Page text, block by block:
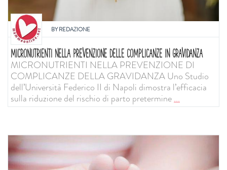
BYREDAZIONE
MICRONUTRIENTI NELLA PREVENZIONE DELLE COMPLICANZE IN GRAVIDANZA
MICRONUTRIENTI NELLA PREVENZIONE DI
COMPLICANZE DELLA GRAVIDANZA Uno Studio
dell’Università Federico II di Napoli dimostra l’efficacia
sulla riduzione del rischio di parto pretermine...